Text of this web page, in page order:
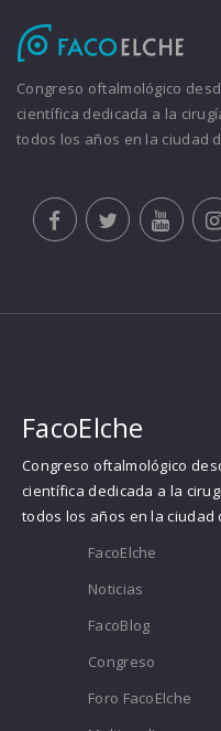
Congreso oftalmológico
científica dedicada a la
todos los años en la ciudad
FacoElche
Congreso oftalmológico
científica dedicada a la
todos los años en la ciudad
FacoElche
Noticias
FacoBlog
Congreso
Foro FacoElche